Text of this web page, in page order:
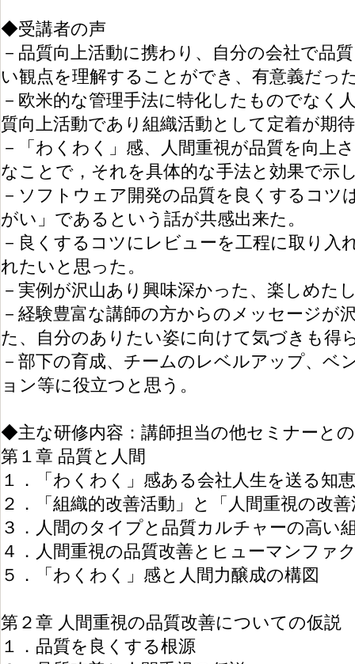
◆受講者の声
－品質向上活動に携わり、自分の会社で品
い観点を理解することができ、有意義だっ
－欧米的な管理手法に特化したものでなく
質向上活動であり組織活動として定着が期
－「わくわく」感、人間重視が品質を向上
なことで，それを具体的な手法と効果で示
－ソフトウェア開発の品質を良くするコツ
がい」であるという話が共感出来た。
－良くするコツにレビューを工程に取り入
れたいと思った。
－実例が沢山あり興味深かった、楽しめた
－経験豊富な講師の方からのメッセージが
た、自分のありたい姿に向けて気づきも得
－部下の育成、チームのレベルアップ、ベ
ョン等に役立つと思う。
◆主な研修内容：講師担当の他セミナーと
第１章 品質と人間
１．「わくわく」感ある会社人生を送る知
２．「組織的改善活動」と「人間重視の改
３．人間のタイプと品質カルチャーの高い
４．人間重視の品質改善とヒューマンファ
５．「わくわく」感と人間力醸成の構図
第２章 人間重視の品質改善についての仮説
１．品質を良くする根源